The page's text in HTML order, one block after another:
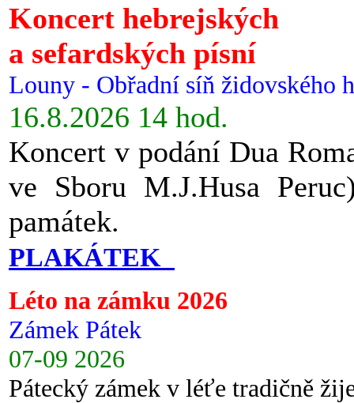
Koncert hebrejských
a sefardských písní
Louny - Obřadní síň židovského
16.8.2026 14 hod.
Koncert v podání Dua
ve Sboru M.J.Husa
památek.
PLAKÁTEK
Léto na zámku 2026
Zámek Pátek
07-09 2026
Pátecký zámek v léťe tradičně